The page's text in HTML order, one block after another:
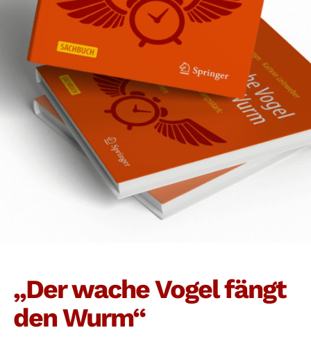
„Der wache Vogel fängt
den Wurm“